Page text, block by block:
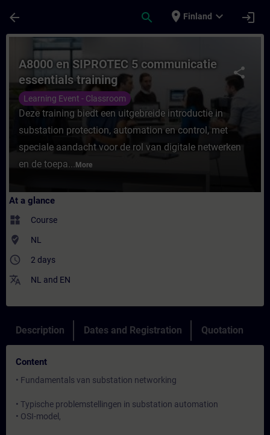
arrow_back search place Finland expand_more login
Course - A8000 en SIPROTEC 5
share
A8000 en SIPROTEC 5 communicatie
essentials training
Learning Event - Classroom
Deze training biedt een uitgebreide introductie in
substation protection, automation en control, met
speciale aandacht voor de rol van digitale netwerken
en de toepa... More
At a glance
widgets Course
where_to_vote NL
access_time 2 days
translate NL and EN
Description Dates and Registration Quotation
Content
• Fundamentals van substation networking
• Typische problemstellingen in substation automation
• OSI-model,